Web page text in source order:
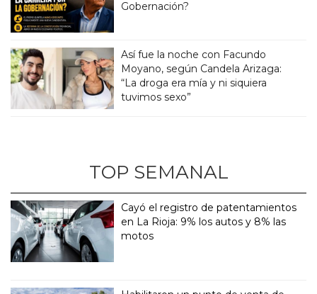
Gobernación?
Así fue la noche con Facundo
Moyano, según Candela Arizaga:
“La droga era mía y ni siquiera
tuvimos sexo”
TOP SEMANAL
Cayó el registro de patentamientos
en La Rioja: 9% los autos y 8% las
motos